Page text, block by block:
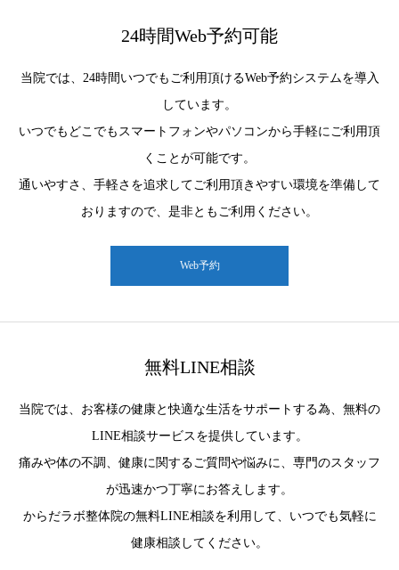
24時間Web予約可能
当院では、24時間いつでもご利用頂けるWeb予約システムを導入
しています。
いつでもどこでもスマートフォンやパソコンから手軽にご利用頂
くことが可能です。
通いやすさ、手軽さを追求してご利用頂きやすい環境を準備して
おりますので、是非ともご利用ください。
Web予約
無料LINE相談
当院では、お客様の健康と快適な生活をサポートする為、無料の
LINE相談サービスを提供しています。
痛みや体の不調、健康に関するご質問や悩みに、専門のスタッフ
が迅速かつ丁寧にお答えします。
からだラボ整体院の無料LINE相談を利用して、いつでも気軽に
健康相談してください。